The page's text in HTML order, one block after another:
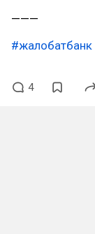
———
#жалобатбанк
4